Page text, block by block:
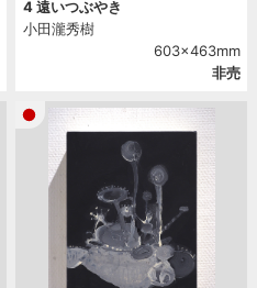
4 遠いつぶやき
小田瀧秀樹
603x463mm
非売